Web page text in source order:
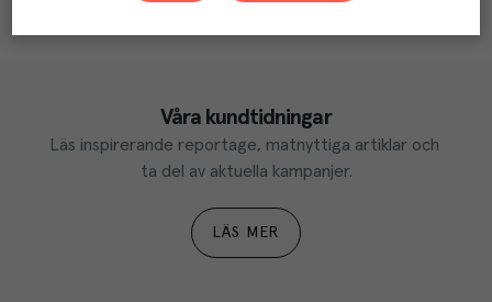
Våra kundtidningar
Läs inspirerande reportage, matnyttiga artiklar och
ta del av aktuella kampanjer.
LÄS MER